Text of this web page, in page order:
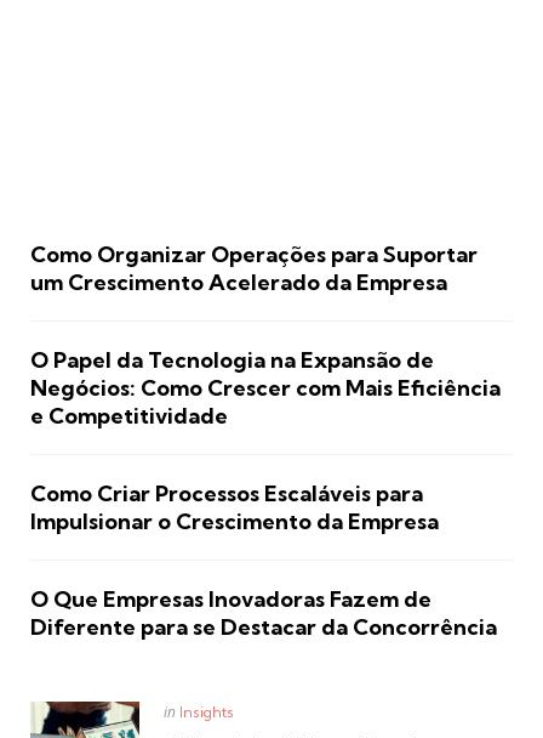
Como Organizar Operações para Suportar
um Crescimento Acelerado da Empresa
O Papel da Tecnologia na Expansão de
Negócios: Como Crescer com Mais Eficiência
e Competitividade
Como Criar Processos Escaláveis para
Impulsionar o Crescimento da Empresa
O Que Empresas Inovadoras Fazem de
Diferente para se Destacar da Concorrência
Posted
in Insights